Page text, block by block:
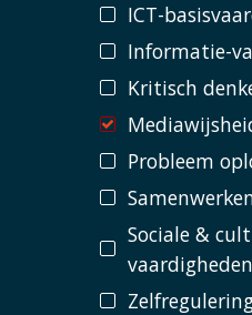
ICT-
Informatie-
Kritisch
Probleem
Sociale &
vaardigheden